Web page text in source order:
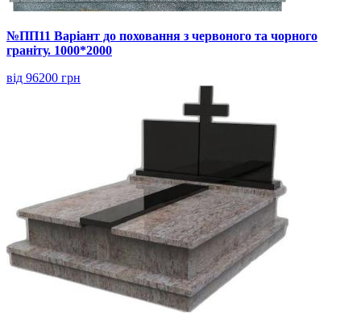
№ПП11 Варіант до поховання з червоного та чорного
граніту. 1000*2000
від 96200 грн